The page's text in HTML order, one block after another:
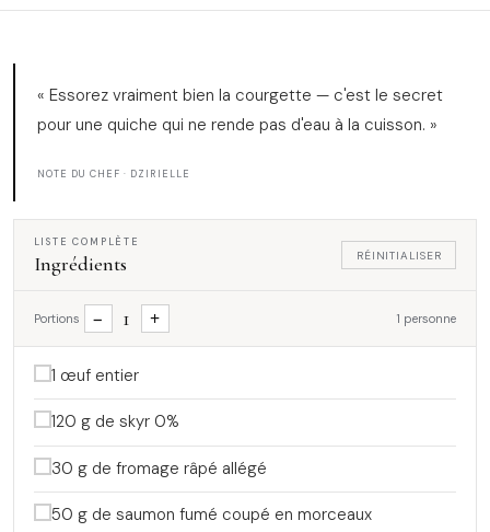
« Essorez vraiment bien la courgette — c'est le secret
pour une quiche qui ne rende pas d'eau à la cuisson. »
NOTE DU CHEF · DZIRIELLE
LISTE COMPLÈTE
Ingrédients RÉINITIALISER
Portions − 1 + 1 personne
1 œuf entier
120 g de skyr 0%
30 g de fromage râpé allégé
50 g de saumon fumé coupé en morceaux